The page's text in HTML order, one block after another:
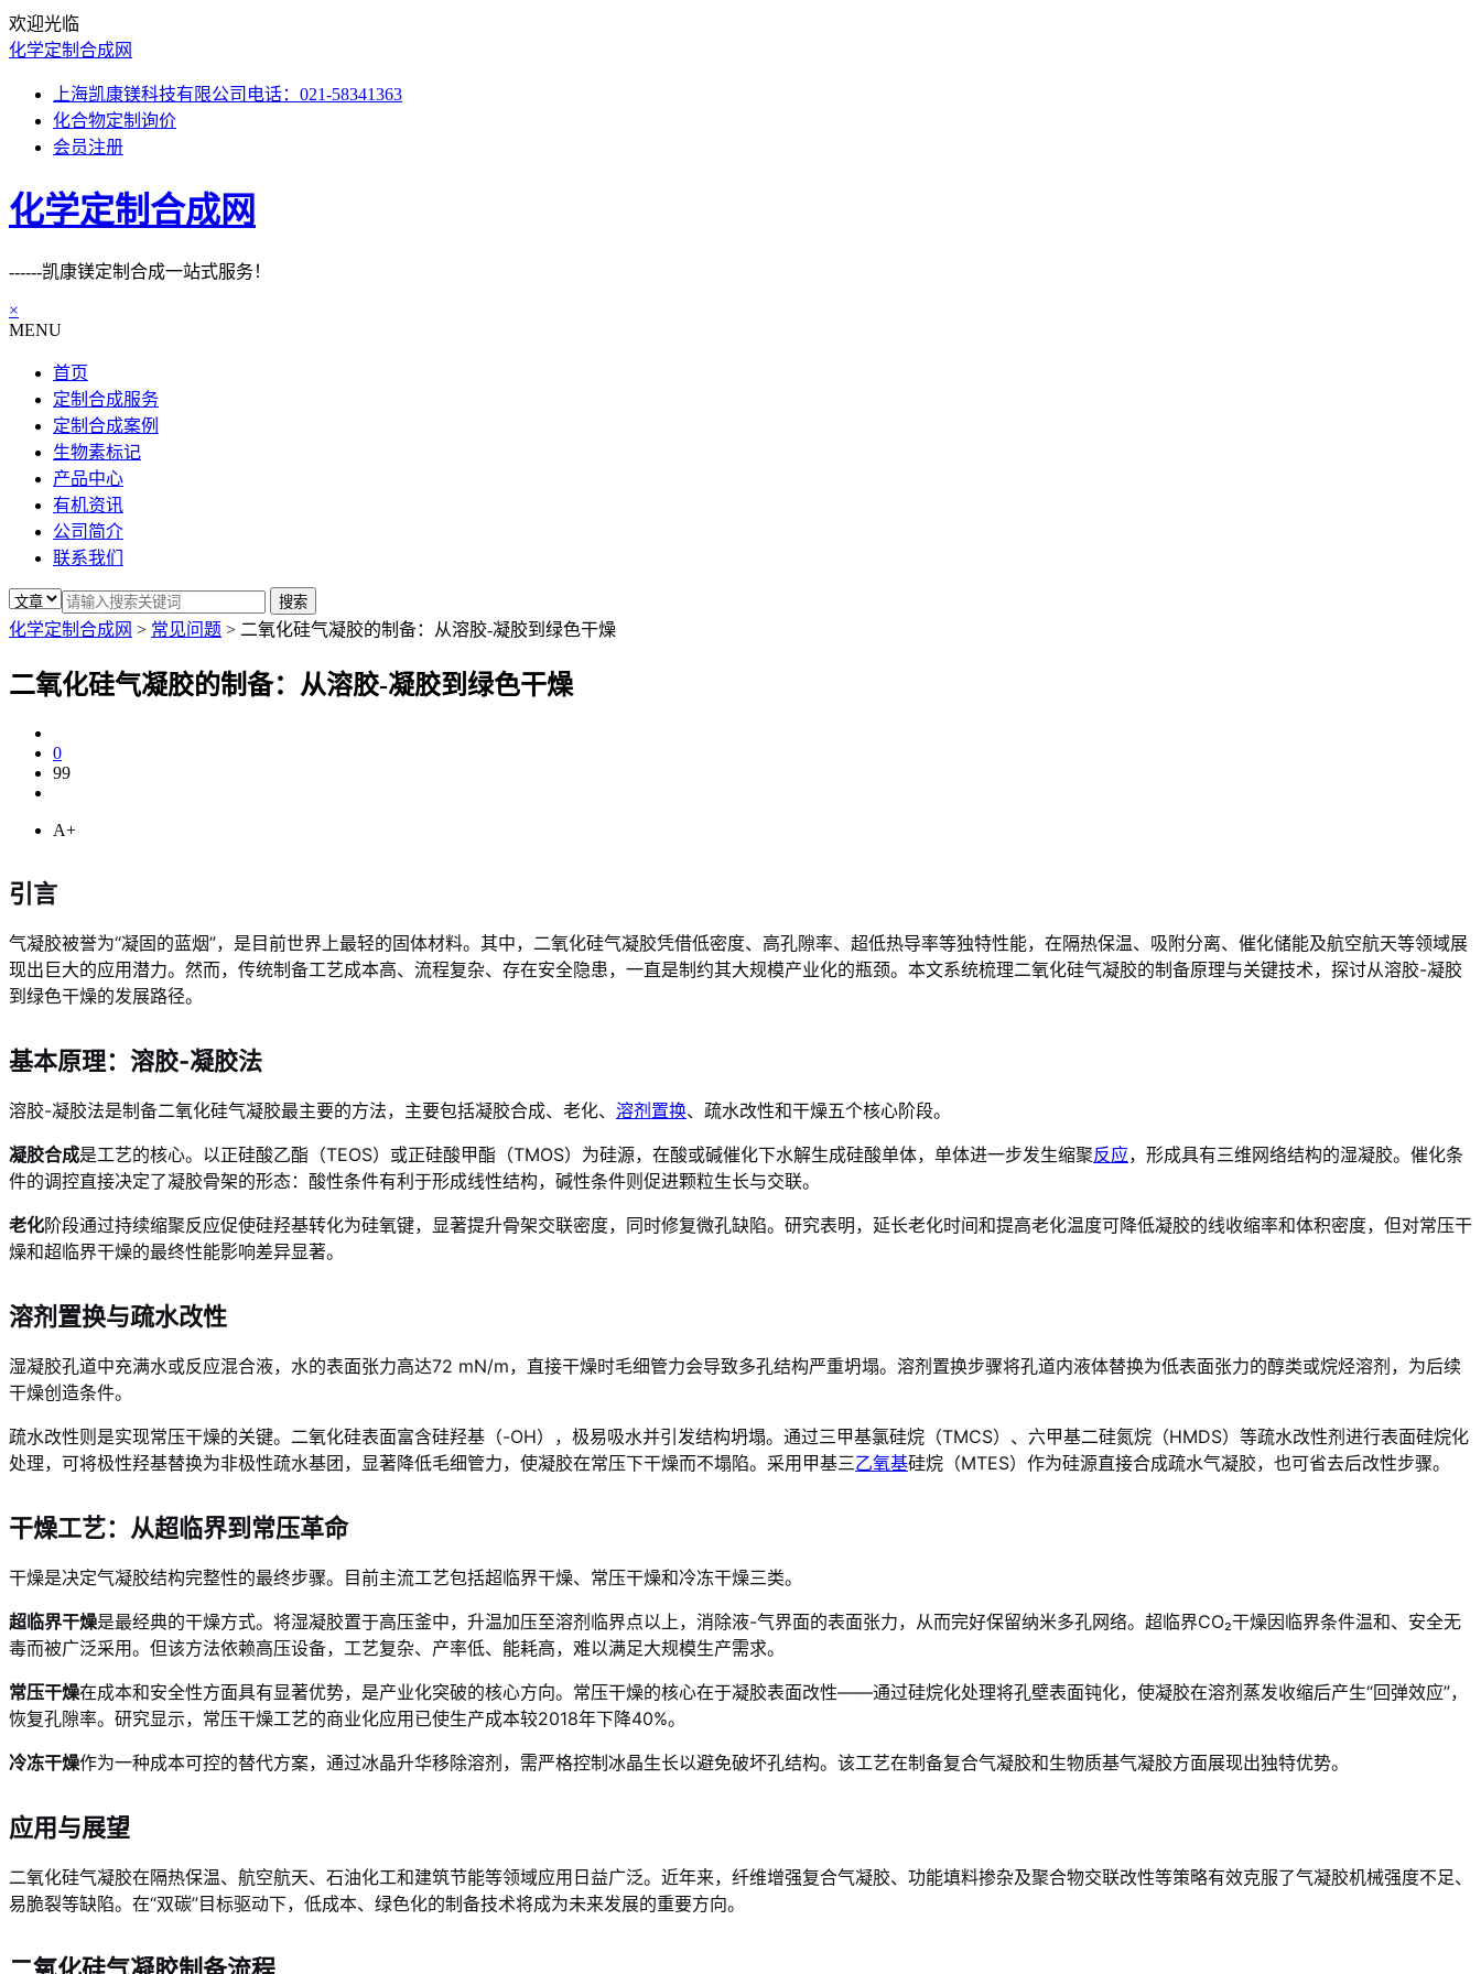
欢迎光临
化学定制合成网
上海凯康镁科技有限公司电话：021-58341363
化合物定制询价
会员注册
化学定制合成网
------凯康镁定制合成一站式服务！
×
MENU
首页
定制合成服务
定制合成案例
生物素标记
产品中心
有机资讯
公司简介
联系我们
化学定制合成网 > 常见问题 > 二氧化硅气凝胶的制备：从溶胶-凝胶到绿色干燥
二氧化硅气凝胶的制备：从溶胶-凝胶到绿色干燥
0
99
A+
引言
气凝胶被誉为“凝固的蓝烟”，是目前世界上最轻的固体材料。其中，二氧化硅气凝胶凭借低密度、高孔隙率、超低热导率等独特性能，在隔热保温、吸附分离、催化储能及航空航天等领域展
现出巨大的应用潜力。然而，传统制备工艺成本高、流程复杂、存在安全隐患，一直是制约其大规模产业化的瓶颈。本文系统梳理二氧化硅气凝胶的制备原理与关键技术，探讨从溶胶-凝胶
到绿色干燥的发展路径。
基本原理：溶胶-凝胶法
溶胶-凝胶法是制备二氧化硅气凝胶最主要的方法，主要包括凝胶合成、老化、 溶剂置换、疏水改性和干燥五个核心阶段。
凝胶合成是工艺的核心。以正硅酸乙酯（TEOS）或正硅酸甲酯（TMOS）为硅源，在酸或碱催化下水解生成硅酸单体，单体进一步发生缩聚反应，形成具有三维网络结构的湿凝胶。催化条
件的调控直接决定了凝胶骨架的形态：酸性条件有利于形成线性结构，碱性条件则促进颗粒生长与交联。
老化阶段通过持续缩聚反应促使硅羟基转化为硅氧键，显著提升骨架交联密度，同时修复微孔缺陷。研究表明，延长老化时间和提高老化温度可降低凝胶的线收缩率和体积密度，但对常压干
燥和超临界干燥的最终性能影响差异显著。
溶剂置换与疏水改性
湿凝胶孔道中充满水或反应混合液，水的表面张力高达72 mN/m，直接干燥时毛细管力会导致多孔结构严重坍塌。溶剂置换步骤将孔道内液体替换为低表面张力的醇类或烷烃溶剂，为后续
干燥创造条件。
疏水改性则是实现常压干燥的关键。二氧化硅表面富含硅羟基（-OH），极易吸水并引发结构坍塌。通过三甲基氯硅烷（TMCS）、六甲基二硅氮烷（HMDS）等疏水改性剂进行表面硅烷化
处理，可将极性羟基替换为非极性疏水基团，显著降低毛细管力，使凝胶在常压下干燥而不塌陷。采用甲基三乙氧基硅烷（MTES）作为硅源直接合成疏水气凝胶，也可省去后改性步骤。
干燥工艺：从超临界到常压革命
干燥是决定气凝胶结构完整性的最终步骤。目前主流工艺包括超临界干燥、常压干燥和冷冻干燥三类。
超临界干燥是最经典的干燥方式。将湿凝胶置于高压釜中，升温加压至溶剂临界点以上，消除液-气界面的表面张力，从而完好保留纳米多孔网络。超临界CO₂干燥因临界条件温和、安全无
毒而被广泛采用。但该方法依赖高压设备，工艺复杂、产率低、能耗高，难以满足大规模生产需求。
常压干燥在成本和安全性方面具有显著优势，是产业化突破的核心方向。常压干燥的核心在于凝胶表面改性——通过硅烷化处理将孔壁表面钝化，使凝胶在溶剂蒸发收缩后产生“回弹效应”，
恢复孔隙率。研究显示，常压干燥工艺的商业化应用已使生产成本较2018年下降40%。
冷冻干燥作为一种成本可控的替代方案，通过冰晶升华移除溶剂，需严格控制冰晶生长以避免破坏孔结构。该工艺在制备复合气凝胶和生物质基气凝胶方面展现出独特优势。
应用与展望
二氧化硅气凝胶在隔热保温、航空航天、石油化工和建筑节能等领域应用日益广泛。近年来，纤维增强复合气凝胶、功能填料掺杂及聚合物交联改性等策略有效克服了气凝胶机械强度不足、
易脆裂等缺陷。在“双碳”目标驱动下，低成本、绿色化的制备技术将成为未来发展的重要方向。
二氧化硅气凝胶制备流程